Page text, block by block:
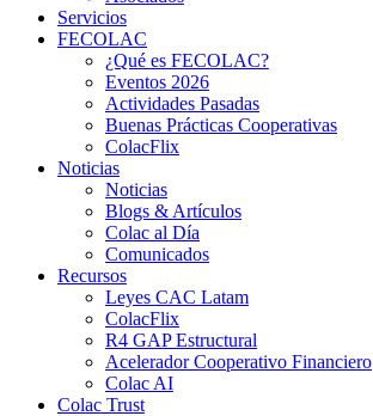
Servicios
FECOLAC
¿Qué es FECOLAC?
Eventos 2026
Actividades Pasadas
Buenas Prácticas Cooperativas
ColacFlix
Noticias
Noticias
Blogs & Artículos
Colac al Día
Comunicados
Recursos
Leyes CAC Latam
ColacFlix
R4 GAP Estructural
Acelerador Cooperativo Financiero
Colac AI
Colac Trust